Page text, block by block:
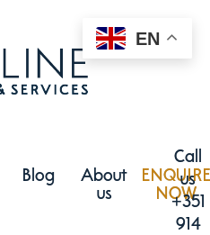
Blog
About
us
ENQUIRE
NOW
Call
us
+351
914
EN